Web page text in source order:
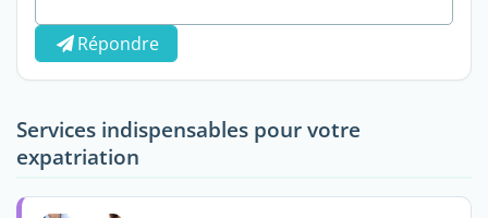
Répondre
Services indispensables pour votre
expatriation